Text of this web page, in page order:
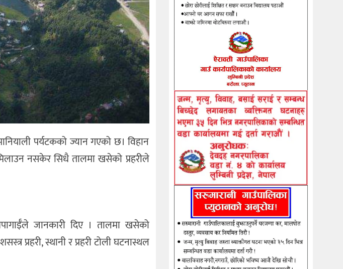
पर्यटकको ज्यान गएको छ। विहान
नसकेर सिधै तालमा खसेको प्रहरीले
जानकारी दिए । तालमा खसेको
प्रहरी, स्थानी र प्रहरी टोली घटनास्थल